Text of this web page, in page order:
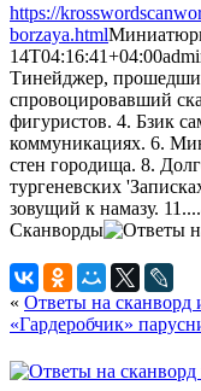
https://
borzaya.html
14T04:16:41+04:00
Тинейджер,
спровоцировавший
фигуристов. 4. Бзик
коммуникациях. 6.
стен городища. 8.
тургеневских
зовущий к намазу. 11....
Сканворды
« Ответы на
«Гардеробчик»